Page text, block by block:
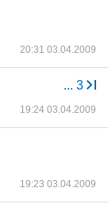
20:31 03.04.2009
... 3
19:24 03.04.2009
19:23 03.04.2009